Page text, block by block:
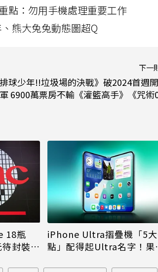
點：勿用手機處理重要工作
熊大兔兔動態圖超Q
下一
排球少年!!垃圾場的決戰》破2024首週
6900萬票房不輸《灌籃高手》《咒術
18瓶
封裝晶
iPhone Ultra摺疊機「5
點」配得起Ultra名字！果